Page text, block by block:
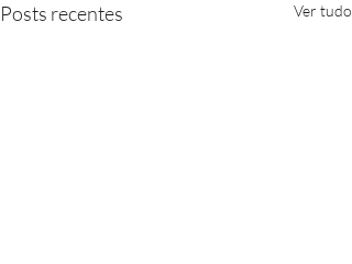
Posts recentes Ver tudo